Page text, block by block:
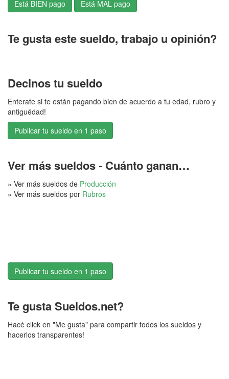
Te gusta este sueldo, trabajo u opinión?
Decinos tu sueldo
Enterate si te están pagando bien de acuerdo a tu edad, rubro y
antiguëdad!
Publicar tu sueldo en 1 paso
Ver más sueldos - Cuánto ganan…
» Ver más sueldos de Producción
» Ver más sueldos por Rubros
Publicar tu sueldo en 1 paso
Te gusta Sueldos.net?
Hacé click en "Me gusta" para compartir todos los sueldos y
hacerlos transparentes!